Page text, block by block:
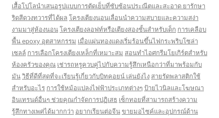
เสื้อโปโลนำเสนอรูปแบบการตัดเย็บที่ซับซ้อนประณีตและสะอาด ยารักษา
ริดสีดวงทวารที่ได้ผล โครงเตียงนอนเลื่อนนำความสบายและความสง่า
งามมาสู่ห้องนอนโครงเตียงลอฟท์หรือเตียงสองชั้นสำหรับเด็ก การเคลือบ
พื้น epoxy อุตสาหกรรม เมื่อแผ่นทองแดงเริ่มร้อนขึ้นไฟกระพริบโซล่า
เซลล์ การเลือกโครงเตียงเหล็กที่เหมาะสม สอนทำไอศกรีมโยเกิร์ตสำหรับ
ห้องครัวของคุณ เช่ารถหรูควบคู่ไปกับความรู้สึกเหนือกว่าที่มาพร้อมกับ
มันวิธีที่ดีที่สุดที่จะเรียนรู้เกี่ยวกับบิทคอยน์ เล่นยังไง สายรัดพลาสติกใช้
สำหรับอะไร การใช้หม้อแปลงไฟฟ้าประเภทต่างๆ ป้ายไวนิลและโฆษณา
อินเทรนด์อื่นๆ ช่วยคุณกำจัดการปฏิเสธ เซ็กทอยที่สามารถสร้างความ
รู้สึกทางเพศได้มากกว่า อยากเรียนต่อจีนขายมอไซค์และอุปกรณ์ด้าน